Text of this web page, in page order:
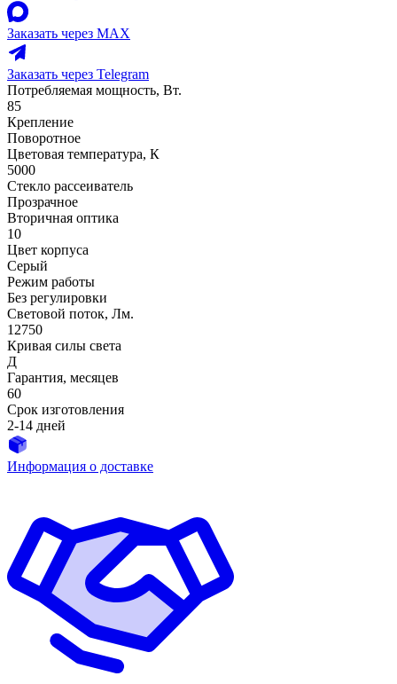
Заказать через MAX
Заказать через Telegram
Потребляемая мощность, Вт.
85
Крепление
Поворотное
Цветовая температура, К
5000
Стекло рассеиватель
Прозрачное
Вторичная оптика
10
Цвет корпуса
Серый
Режим работы
Без регулировки
Световой поток, Лм.
12750
Кривая силы света
Д
Гарантия, месяцев
60
Срок изготовления
2-14 дней
Информация о доставке